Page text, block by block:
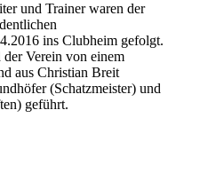
und Trainer waren der
ins Clubheim gefolgt.
Verein von einem
aus Christian Breit
(Schatzmeister) und
geführt.